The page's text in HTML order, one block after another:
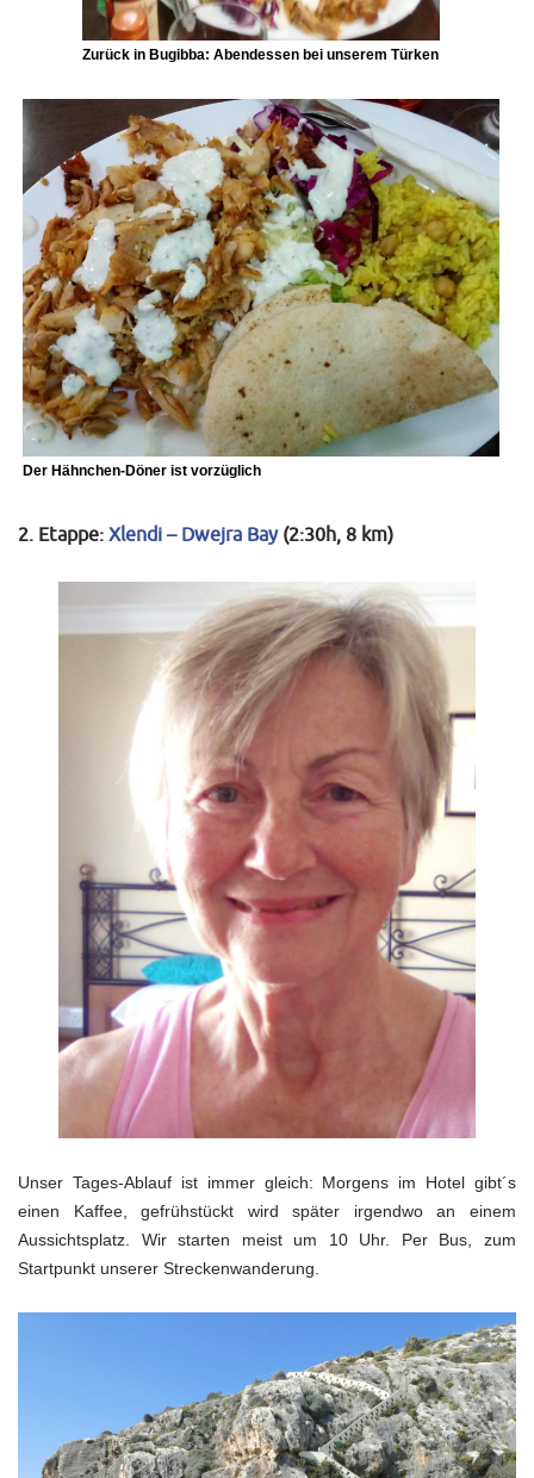
Zurück in Bugibba: Abendessen bei unserem Türken
Der Hähnchen-Döner ist vorzüglich
2. Etappe: Xlendi – Dwejra Bay(2:30h, 8 km)
Unser Tages-Ablauf ist immer gleich: Morgens im Hotel gibt´s
einen Kaffee, gefrühstückt wird später irgendwo an einem
Aussichtsplatz. Wir starten meist um 10 Uhr. Per Bus, zum
Startpunkt unserer Streckenwanderung.